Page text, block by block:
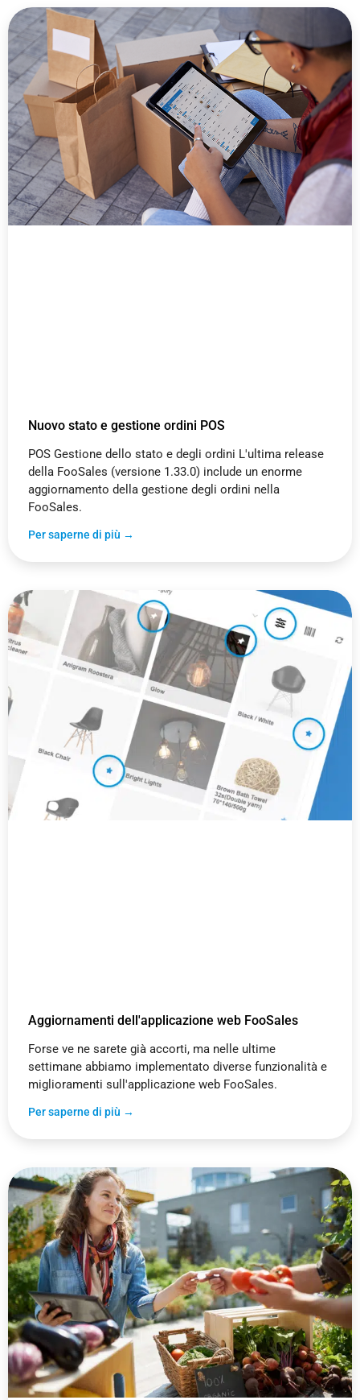
Nuovo stato e gestione ordini POS
POS Gestione dello stato e degli ordini L'ultima release
della FooSales (versione 1.33.0) include un enorme
aggiornamento della gestione degli ordini nella
FooSales.
Per saperne di più →
Aggiornamenti dell'applicazione web FooSales
Forse ve ne sarete già accorti, ma nelle ultime
settimane abbiamo implementato diverse funzionalità e
miglioramenti sull'applicazione web FooSales.
Per saperne di più →